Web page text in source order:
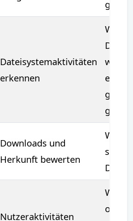
Dateisystemaktivitäten
erkennen
Downloads und
Herkunft bewerten
Woher
Datei?
Nutzeraktivitäten
oder